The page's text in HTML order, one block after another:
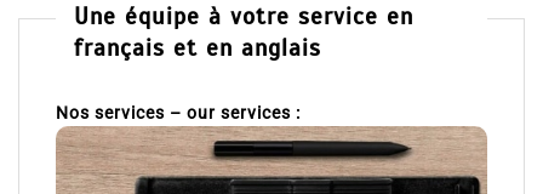
Une équipe à votre service en
français et en anglais
Nos services – our services :